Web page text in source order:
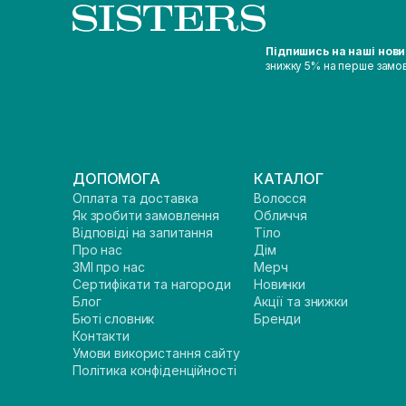
Підпишись на наші
знижку 5% на перше
ДОПОМОГА
Оплата та доставка
Як зробити замовлення
Відповіді на запитання
Про нас
ЗМІ про нас
Сертифікати та нагороди
Блог
Бюті словник
Контакти
Умови використання сайту
Політика конфіденційності
КАТАЛОГ
Волосся
Обличчя
Тіло
Дім
Мерч
Новинки
Акції та знижки
Бренди